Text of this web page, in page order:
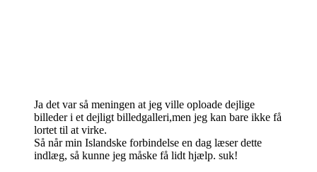
Ja det var så meningen at jeg ville oploade dejlige
billeder i et dejligt billedgalleri,men jeg kan bare ikke få
lortet til at virke.
Så når min Islandske forbindelse en dag læser dette
indlæg, så kunne jeg måske få lidt hjælp. suk!